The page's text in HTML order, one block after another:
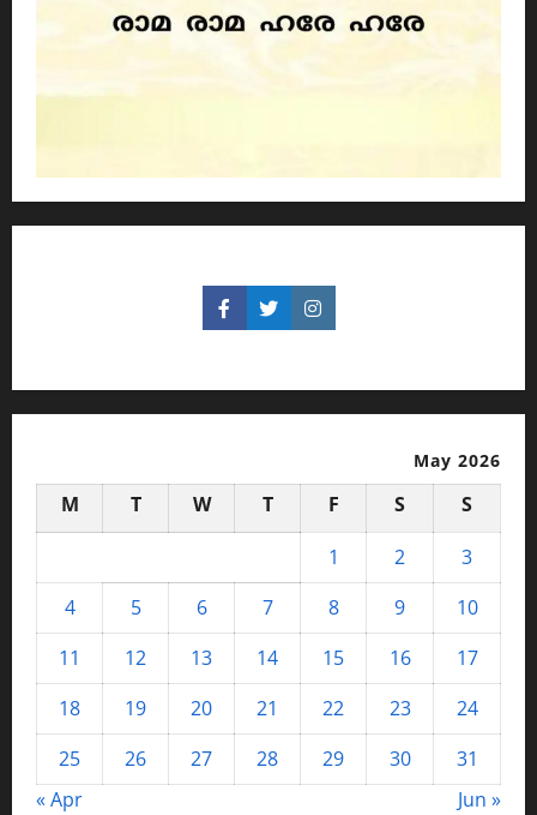
May 2026
M T W T F S
S
1
2
3
4
5 6 7 8 9
10
11
12 13 14 15 16
17
18
19 20 21 22 23
24
25
26 27 28 29 30
31
« Apr
Jun »